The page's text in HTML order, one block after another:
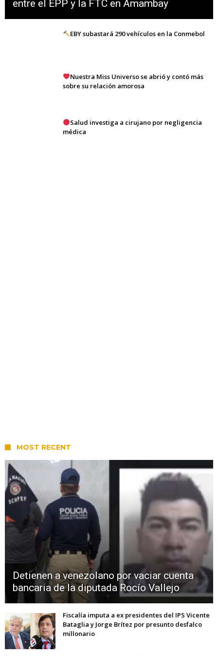
entre el EPP y la FTC en Amambay
EBY subastará 290 vehículos en la Conmebol
Nuestra Miss Universo se abrió y contó más
sobre su relación amorosa
Salud investiga a cirujano por negligencia
médica
MOST RECENT
Detienen a venezolano por vaciar cuenta
bancaria de la diputada Rocío Vallejo
Fiscalía imputa a ex presidentes del IPS Vicente
Bataglia y Jorge Brítez por presunto desfalco
millonario